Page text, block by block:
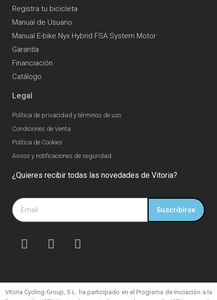
Registra tu bicicleta
Manual de Usuario
Manual E-bike Nyx Hybrid FSA System Motor
Garantía
Financiación
Catálogo
Legal
Política de privacidad y términos de uso
Condiciones de Venta
Política de Cookies
Avisos y notificaciones de seguridad
¿Quieres recibir todas las novedades de Vitoria?
Suscribirse
Vitoria Cycling Group, S.L. ha participado en el Programa de Iniciación a la